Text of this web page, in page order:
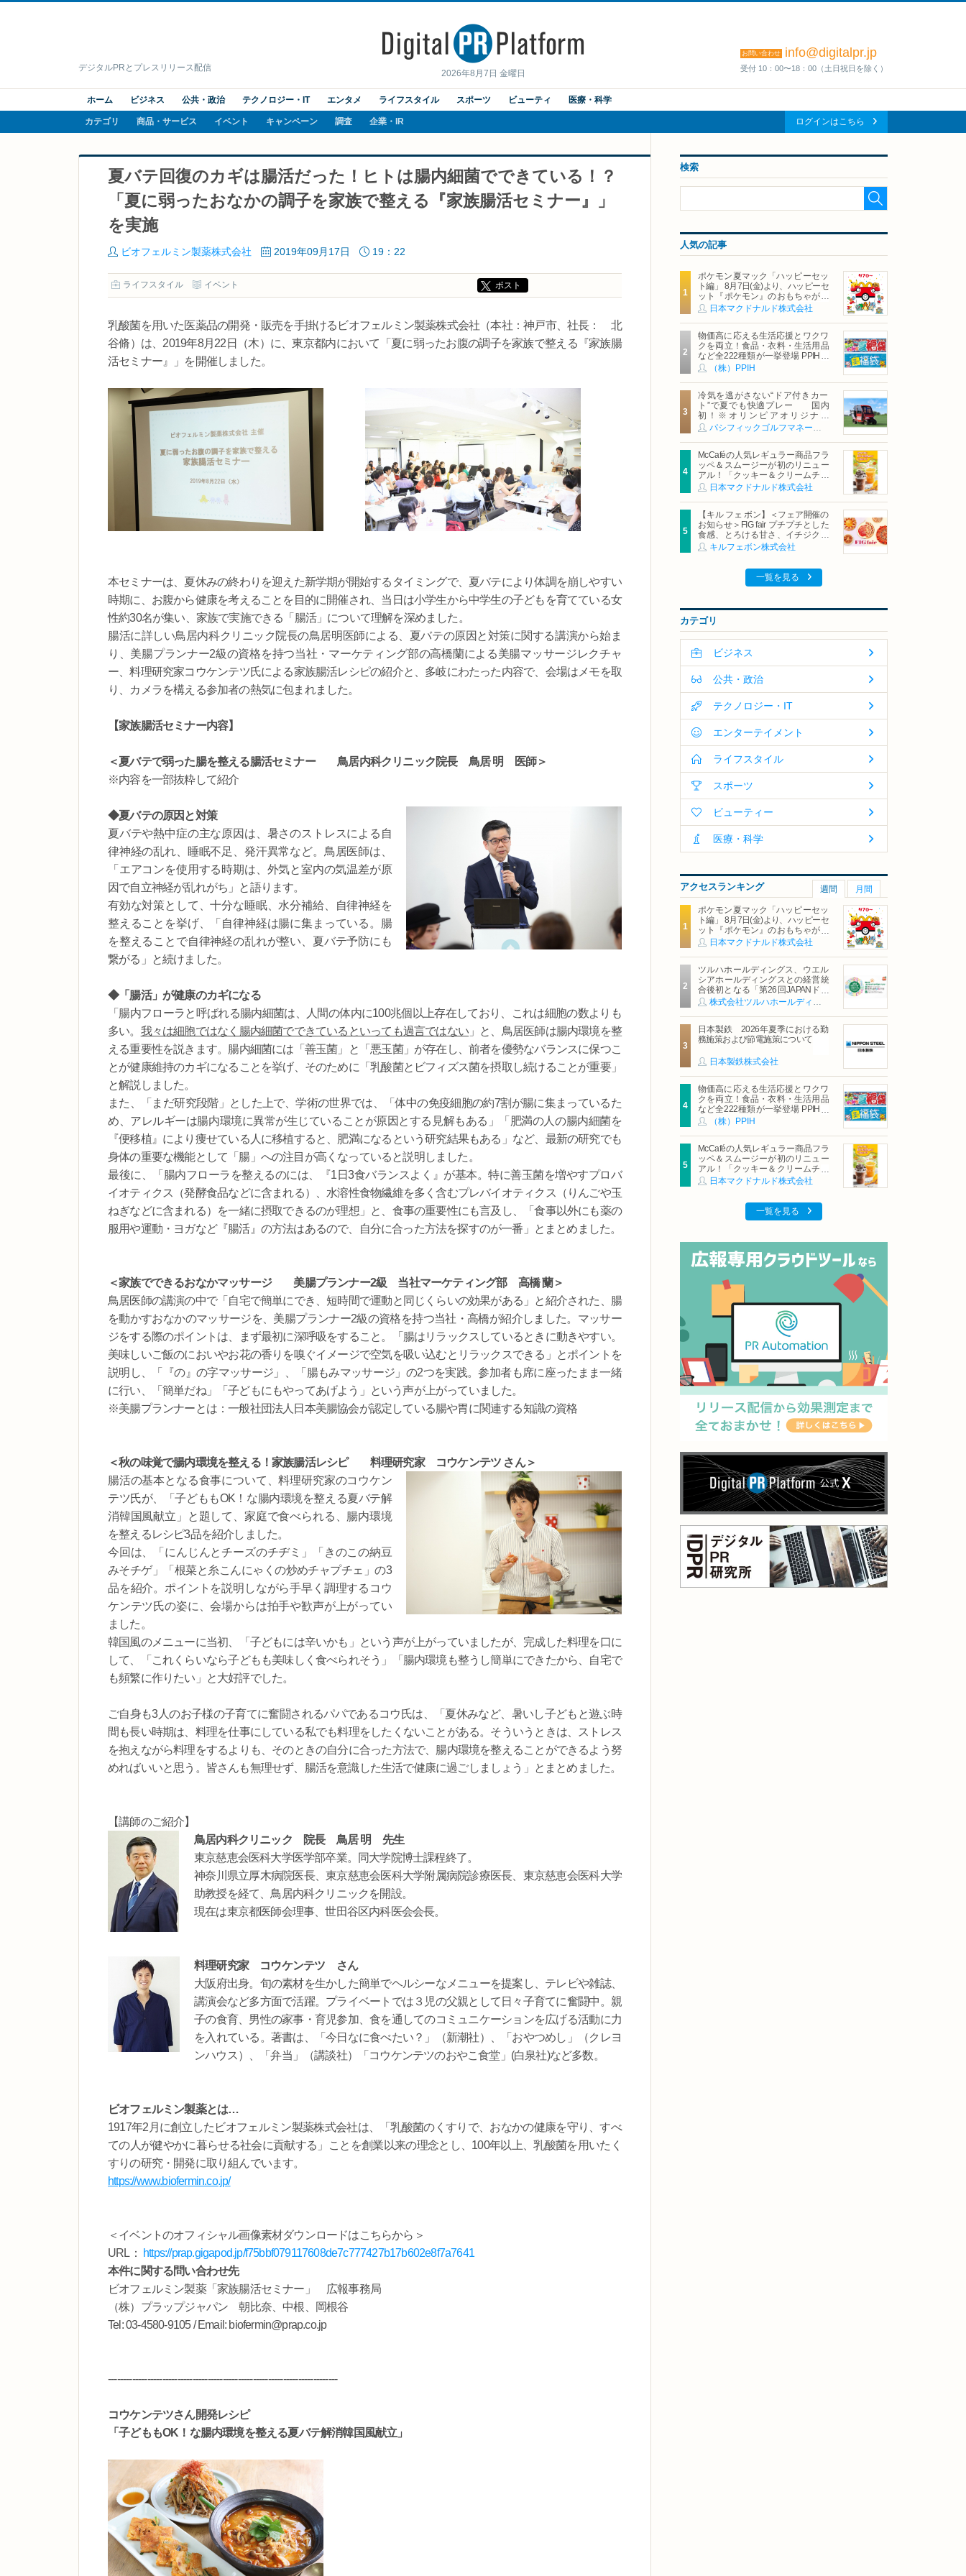
2026年8月7日 金曜日
デジタルPRとプレスリリース配信
お問い合わせ info@digitalpr.jp
受付 10：00〜18：00（土日祝日を除く）
ホーム ビジネス 公共・政治 テクノロジー・IT エンタメ ライフスタイル スポーツ ビューティ 医療・科学
カテゴリ 商品・サービス イベント キャンペーン 調査 企業・IR ログインはこちら
夏バテ回復のカギは腸活だった！ヒトは腸内細菌でできている！？
「夏に弱ったおなかの調子を家族で整える『家族腸活セミナー』」
を実施
ビオフェルミン製薬株式会社 2019年09月17日 19：22
ライフスタイル イベント ポスト
乳酸菌を用いた医薬品の開発・販売を手掛けるビオフェルミン製薬株式会社（本社：神戸市、社長： 北
谷脩）は、2019年8月22日（木）に、東京都内において「夏に弱ったお腹の調子を家族で整える『家族腸
活セミナー』」を開催しました。
本セミナーは、夏休みの終わりを迎えた新学期が開始するタイミングで、夏バテにより体調を崩しやすい
時期に、お腹から健康を考えることを目的に開催され、当日は小学生から中学生の子どもを育てている女
性約30名が集い、家族で実施できる「腸活」について理解を深めました。
腸活に詳しい鳥居内科クリニック院長の鳥居明医師による、夏バテの原因と対策に関する講演から始ま
り、美腸プランナー2級の資格を持つ当社・マーケティング部の高橋蘭による美腸マッサージレクチャ
ー、料理研究家コウケンテツ氏による家族腸活レシピの紹介と、多岐にわたった内容で、会場はメモを取
り、カメラを構える参加者の熱気に包まれました。
【家族腸活セミナー内容】
＜夏バテで弱った腸を整える腸活セミナー 鳥居内科クリニック院長 鳥居 明 医師＞
※内容を一部抜粋して紹介
◆夏バテの原因と対策
夏バテや熱中症の主な原因は、暑さのストレスによる自
律神経の乱れ、睡眠不足、発汗異常など。鳥居医師は、
「エアコンを使用する時期は、外気と室内の気温差が原
因で自立神経が乱れがち」と語ります。
有効な対策として、十分な睡眠、水分補給、自律神経を
整えることを挙げ、「自律神経は腸に集まっている。腸
を整えることで自律神経の乱れが整い、夏バテ予防にも
繋がる」と続けました。
◆「腸活」が健康のカギになる
「腸内フローラと呼ばれる腸内細菌は、人間の体内に100兆個以上存在しており、これは細胞の数よりも
多い。 我々は細胞ではなく腸内細菌でできているといっても過言ではない 」と、鳥居医師は腸内環境を整
える重要性を説きます。腸内細菌には「善玉菌」と「悪玉菌」が存在し、前者を優勢なバランスに保つこ
とが健康維持のカギになることを挙げ、そのために「乳酸菌とビフィズス菌を摂取し続けることが重要」
と解説しました。
また、「まだ研究段階」とした上で、学術の世界では、「体中の免疫細胞の約7割が腸に集まっているた
め、アレルギーは腸内環境に異常が生じていることが原因とする見解もある」「肥満の人の腸内細菌を
『便移植』により痩せている人に移植すると、肥満になるという研究結果もある」など、最新の研究でも
身体の重要な機能として「腸」への注目が高くなっていると説明しました。
最後に、「腸内フローラを整えるのには、『1日3食バランスよく』が基本。特に善玉菌を増やすプロバ
イオティクス（発酵食品などに含まれる）、水溶性食物繊維を多く含むプレバイオティクス（りんごや玉
ねぎなどに含まれる）を一緒に摂取できるのが理想」と、食事の重要性にも言及し、「食事以外にも薬の
服用や運動・ヨガなど『腸活』の方法はあるので、自分に合った方法を探すのが一番」とまとめました。
＜家族でできるおなかマッサージ 美腸プランナー2級 当社マーケティング部 高橋蘭＞
鳥居医師の講演の中で「自宅で簡単にでき、短時間で運動と同じくらいの効果がある」と紹介された、腸
を動かすおなかのマッサージを、美腸プランナー2級の資格を持つ当社・高橋が紹介しました。マッサー
ジをする際のポイントは、まず最初に深呼吸をすること。「腸はリラックスしているときに動きやすい。
美味しいご飯のにおいやお花の香りを嗅ぐイメージで空気を吸い込むとリラックスできる」とポイントを
説明し、「『の』の字マッサージ」、「腸もみマッサージ」の2つを実践。参加者も席に座ったまま一緒
に行い、「簡単だね」「子どもにもやってあげよう」という声が上がっていました。
※美腸プランナーとは：一般社団法人日本美腸協会が認定している腸や胃に関連する知識の資格
＜秋の味覚で腸内環境を整える！家族腸活レシピ 料理研究家 コウケンテツ さん＞
腸活の基本となる食事について、料理研究家のコウケン
テツ氏が、「子どももOK！な腸内環境を整える夏バテ解
消韓国風献立」と題して、家庭で食べられる、腸内環境
を整えるレシピ3品を紹介しました。
今回は、「にんじんとチーズのチヂミ」「きのこの納豆
みそチゲ」「根菜と糸こんにゃくの炒めチャプチェ」の3
品を紹介。ポイントを説明しながら手早く調理するコウ
ケンテツ氏の姿に、会場からは拍手や歓声が上がってい
ました。
韓国風のメニューに当初、「子どもには辛いかも」という声が上がっていましたが、完成した料理を口に
して、「これくらいなら子どもも美味しく食べられそう」「腸内環境も整うし簡単にできたから、自宅で
も頻繁に作りたい」と大好評でした。
ご自身も3人のお子様の子育てに奮闘されるパパであるコウ氏は、「夏休みなど、暑いし子どもと遊ぶ時
間も長い時期は、料理を仕事にしている私でも料理をしたくないことがある。そういうときは、ストレス
を抱えながら料理をするよりも、そのときの自分に合った方法で、腸内環境を整えることができるよう努
めればいいと思う。皆さんも無理せず、腸活を意識した生活で健康に過ごしましょう」とまとめました。
【講師のご紹介】
鳥居内科クリニック 院長 鳥居 明 先生
東京慈恵会医科大学医学部卒業。同大学院博士課程終了。
神奈川県立厚木病院医長、東京慈恵会医科大学附属病院診療医長、東京慈恵会医科大学
助教授を経て、鳥居内科クリニックを開設。
現在は東京都医師会理事、世田谷区内科医会会長。
料理研究家 コウケンテツ さん
大阪府出身。旬の素材を生かした簡単でヘルシーなメニューを提案し、テレビや雑誌、
講演会など多方面で活躍。プライベートでは３児の父親として日々子育てに奮闘中。親
子の食育、男性の家事・育児参加、食を通してのコミュニケーションを広げる活動に力
を入れている。著書は、「今日なに食べたい？」（新潮社）、「おやつめし」（クレヨ
ンハウス）、「弁当」（講談社）「コウケンテツのおやこ食堂」(白泉社)など多数。
ビオフェルミン製薬とは…
1917年2月に創立したビオフェルミン製薬株式会社は、「乳酸菌のくすりで、おなかの健康を守り、すべ
ての人が健やかに暮らせる社会に貢献する」ことを創業以来の理念とし、100年以上、乳酸菌を用いたく
すりの研究・開発に取り組んでいます。
https://www.biofermin.co.jp/
＜イベントのオフィシャル画像素材ダウンロードはこちらから＞
URL：
https://prap.gigapod.jp/f75bbf079117608de7c777427b17b602e8f7a7641
本件に関する問い合わせ先
ビオフェルミン製薬「家族腸活セミナー」 広報事務局
（株）プラップジャパン 朝比奈、中根、岡根谷
Tel: 03-4580-9105 / Email: biofermin@prap.co.jp
----------------------------------------------------------------------------
コウケンテツさん開発レシピ
「子どももOK！な腸内環境を整える夏バテ解消韓国風献立」
検索
人気の記事
ポケモン夏マック「ハッピーセッ
ト編」 8月7日(金)より、ハッピーセ
ット『ポケモン』のおもちゃが期
間限定登場
日本マクドナルド株式会社
物価高に応える生活応援とワクワ
クを両立！食品・衣料・生活用品
など全222種類が一挙登場 PPIHグ
ループ「夏福袋」＆セール 8月6日
(木)より順次スタート
（株）PPIH
冷気を逃がさない“ドア付きカー
ト”で夏でも快適プレー 国内
初！※オリンピアオリジナル
「AirCon Cart（エアコンカー
ト）」導入 | ＰＧＭ
McCaféの人気レギュラー商品フラ
ッペ＆スムージーが初のリニュー
アル！「クッキー＆クリームチョ
コフラッペ」「マンゴースムージ
ー」8月5日（水）から販売開始
日本マクドナルド株式会社
【キル フェ ボン】＜フェア開催の
お知らせ＞FIG fair プチプチとした
食感、とろける甘さ、イチジクの
魅力をたっぷりと。新作を含め、
イチジク尽くしの全4種が登場8月
キルフェボン株式会社
一覧を見る
カテゴリ
ビジネス
公共・政治
テクノロジー・IT
エンターテイメント
ライフスタイル
スポーツ
ビューティー
医療・科学
アクセスランキング 週間 月間
ポケモン夏マック「ハッピーセッ
ト編」 8月7日(金)より、ハッピーセ
ット『ポケモン』のおもちゃが期
間限定登場
日本マクドナルド株式会社
ツルハホールディングス、ウエル
シアホールディングスとの経営統
合後初となる「第26回JAPANドラ
ッグストアショー」に出展
株式会社ツルハホールディングス
日本製鉄 2026年夏季における勤
務施策および節電施策について
日本製鉄株式会社
物価高に応える生活応援とワクワ
クを両立！食品・衣料・生活用品
など全222種類が一挙登場 PPIHグ
ループ「夏福袋」＆セール 8月6日
（株）PPIH
McCaféの人気レギュラー商品フラ
ッペ＆スムージーが初のリニュー
アル！「クッキー＆クリームチョ
コフラッペ」「マンゴースムージ
日本マクドナルド株式会社
一覧を見る